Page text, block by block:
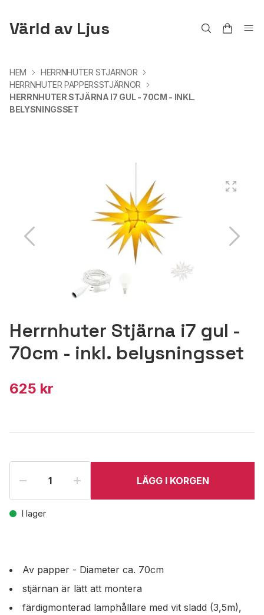
Värld av Ljus
HEM
HERRNHUTER STJÄRNOR
HERRNHUTER PAPPERSSTJÄRNOR
HERRNHUTER STJÄRNA I7 GUL - 70CM - INKL.
BELYSNINGSSET
Herrnhuter Stjärna i7 gul -
70cm - inkl. belysningsset
625 kr
LÄGG I KORGEN
I lager
Av papper - Diameter ca. 70cm
stjärnan är lätt att montera
färdigmonterad lamphållare med vit sladd (3,5m),